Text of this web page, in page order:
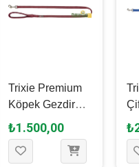
Trixie Premium
Köpek Gezdirme
Kayışı L - XL,
Bordo, 1 M - 25
Mm
₺1.500,00